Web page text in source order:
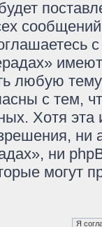
любую
с тем,
Хотя
ни
ни
могут